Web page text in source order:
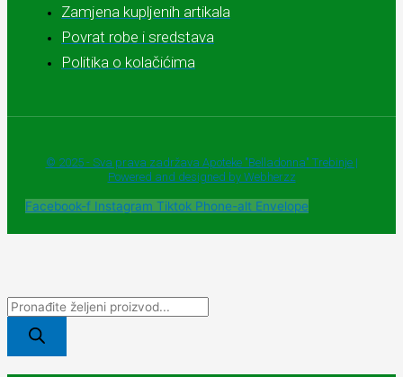
Zamjena kupljenih artikala
Povrat robe i sredstava
Politika o kolačićima
© 2025 - Sva prava zadržava Apoteke "Belladonna" Trebinje |
Powered and designed by Webherzz
Facebook-f Instagram Tiktok Phone-alt Envelope